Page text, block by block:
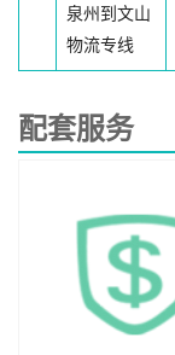
泉州到文山
物流专线
配套服务